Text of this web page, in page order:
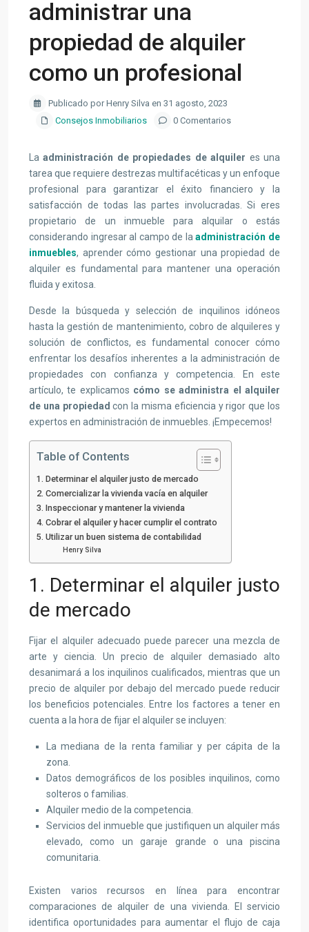
administrar una
propiedad de alquiler
como un profesional
Publicado por Henry Silva en 31 agosto, 2023
Consejos Inmobiliarios
0 Comentarios
Laadministración de propiedades de alquiler es una
tarea que requiere destrezas multifacéticas y un enfoque
profesional para garantizar el éxito financiero y la
satisfacción de todas las partes involucradas. Si eres
propietario de un inmueble para alquilar o estás
considerando ingresar al campo de laadministración de
inmuebles, aprender cómo gestionar una propiedad de
alquiler es fundamental para mantener una operación
fluida y exitosa.
Desde la búsqueda y selección de inquilinos idóneos
hasta la gestión de mantenimiento, cobro de alquileres y
solución de conflictos, es fundamental conocer cómo
enfrentar los desafíos inherentes a la administración de
propiedades con confianza y competencia. En este
artículo, te explicamos cómo se administra el alquiler
de una propiedad con la misma eficiencia y rigor que los
expertos en administración de inmuebles. ¡Empecemos!
Table of Contents
1. Determinar el alquiler justo de mercado
2. Comercializar la vivienda vacía en alquiler
3. Inspeccionar y mantener la vivienda
4. Cobrar el alquiler y hacer cumplir el contrato
5. Utilizar un buen sistema de contabilidad
Henry Silva
1. Determinar el alquiler justo
de mercado
Fijar el alquiler adecuado puede parecer una mezcla de
arte y ciencia. Un precio de alquiler demasiado alto
desanimará a los inquilinos cualificados, mientras que un
precio de alquiler por debajo del mercado puede reducir
los beneficios potenciales. Entre los factores a tener en
cuenta a la hora de fijar el alquiler se incluyen:
La mediana de la renta familiar y per cápita de la
zona.
Datos demográficos de los posibles inquilinos, como
solteros o familias.
Alquiler medio de la competencia.
Servicios del inmueble que justifiquen un alquiler más
elevado, como un garaje grande o una piscina
comunitaria.
Existen varios recursos en línea para encontrar
comparaciones de alquiler de una vivienda. El servicio
identifica oportunidades para aumentar el flujo de caja